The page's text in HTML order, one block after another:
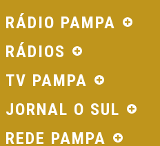
RÁDIO PAMPA
RÁDIOS
TV PAMPA
JORNAL O SUL
REDE PAMPA